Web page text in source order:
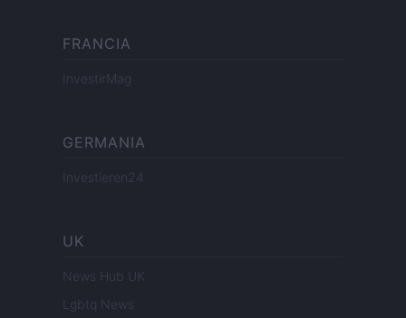
FRANCIA
InvestirMag
GERMANIA
Investieren24
UK
News Hub UK
Lgbtq News